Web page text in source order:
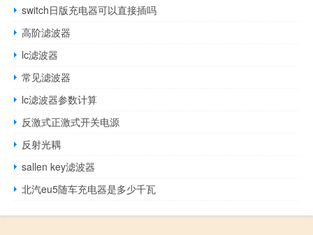
switch日版充电器可以直接插吗
高阶滤波器
lc滤波器
常见滤波器
lc滤波器参数计算
反激式正激式开关电源
反射光耦
sallen key滤波器
北汽eu5随车充电器是多少千瓦